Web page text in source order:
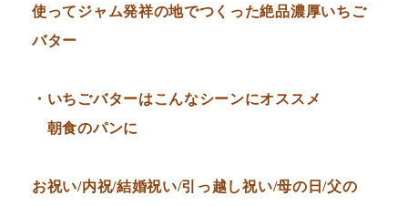
使ってジャム発祥の地でつくった絶品濃厚いちご
バター
・いちごバターはこんなシーンにオススメ
朝食のパンに
お祝い/内祝/結婚祝い/引っ越し祝い/母の日/父の